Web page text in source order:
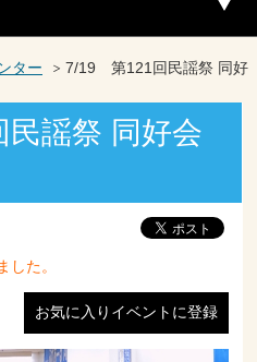
ター
7/19 第121回民謡祭 同好
謡祭 同好会
した。
お気に入りイベントに登録